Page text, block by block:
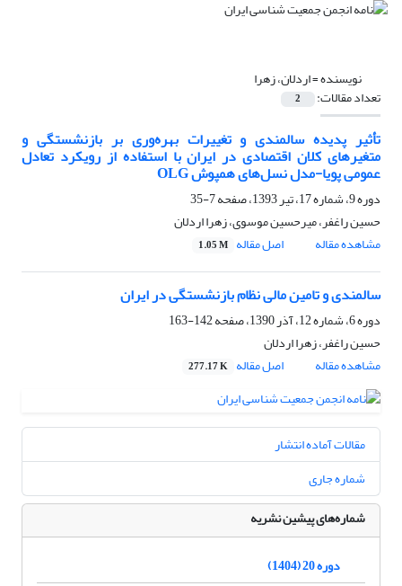
نویسنده =اردلان، زهرا
تعداد مقالات: 2
تأثیر پدیده سالمندی و تغییرات بهره‌وری بر بازنشستگی و
متغیر‌های کلان اقتصادی در ایران با استفاده از رویکرد تعادل
عمومی پویا-مدل نسل‌های همپوش OLG
دوره 9، شماره 17، تیر 1393، صفحه
7-35
حسین راغفر، میرحسین موسوی، زهرا اردلان
مشاهده مقاله
اصل مقاله 1.05 M
سالمندی و تامین مالی نظام بازنشستگی در ایران
دوره 6، شماره 12، آذر 1390، صفحه
142-163
حسین راغفر، زهرا اردلان
مشاهده مقاله
اصل مقاله 277.17 K
مقالات آماده انتشار
شماره جاری
شماره‌های پیشین نشریه
دوره 20 (1404)